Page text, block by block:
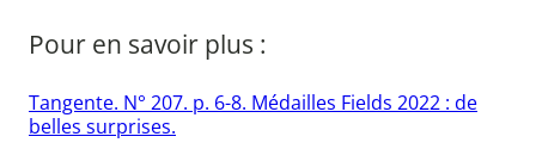
Pour en savoir plus :
Tangente. N° 207. p. 6-8. Médailles Fields 2022 : de
belles surprises.